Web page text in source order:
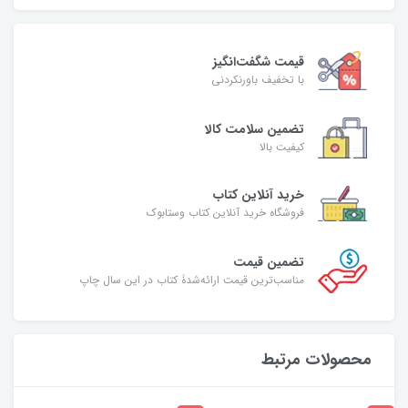
قیمت شگفت‌انگیز
با تخفیف باورنکردنی
تضمین سلامت کالا
کیفیت بالا
خرید آنلاین کتاب
فروشگاه خرید آنلاین کتاب وستابوک
تضمین قیمت
مناسب‌ترین قیمت ارائه‌شدۀ کتاب در این سال چاپ
محصولات مرتبط